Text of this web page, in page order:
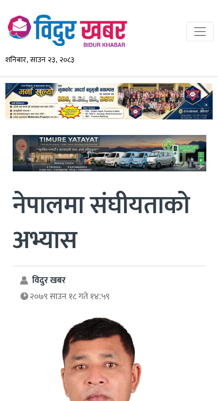
शनिबार, साउन २३, २०८३
नेपालमा संघीयताको
अभ्यास
विदुर खबर
२०७९ साउन १८ गते १४:५९